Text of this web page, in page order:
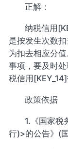
正解：
纳税信用
是按发生次数
为扣去相应分
事项，要及时
税信用
政策依据
1.《国家税
行)>的公告》(